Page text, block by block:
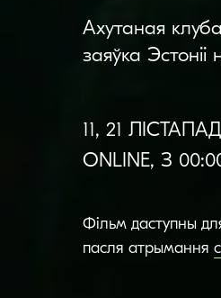
Ахутаная
заяўка
11, 21
ONLINE, З
Фільм даступны
пасля атрымання